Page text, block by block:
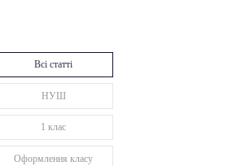
Всі статті
НУШ
1 клас
Оформлення класу